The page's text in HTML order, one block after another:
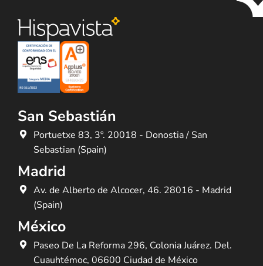
San Sebastián
Portuetxe 83, 3º. 20018 - Donostia / San
Sebastian (Spain)
Madrid
Av. de Alberto de Alcocer, 46. 28016 - Madrid
(Spain)
México
Paseo De La Reforma 296, Colonia Juárez. Del.
Cuauhtémoc, 06600 Ciudad de México